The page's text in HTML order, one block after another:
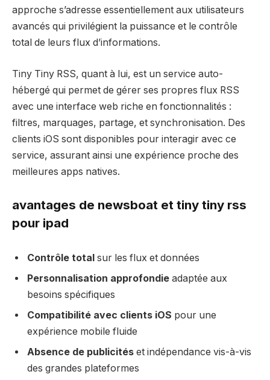
approche s’adresse essentiellement aux utilisateurs
avancés qui privilégient la puissance et le contrôle
total de leurs flux d’informations.
Tiny Tiny RSS, quant à lui, est un service auto-
hébergé qui permet de gérer ses propres flux RSS
avec une interface web riche en fonctionnalités :
filtres, marquages, partage, et synchronisation. Des
clients iOS sont disponibles pour interagir avec ce
service, assurant ainsi une expérience proche des
meilleures apps natives.
avantages de newsboat et tiny tiny rss
pour ipad
Contrôle total sur les flux et données
Personnalisation approfondie adaptée aux
besoins spécifiques
Compatibilité avec clients iOS pour une
expérience mobile fluide
Absence de publicités et indépendance vis-à-vis
des grandes plateformes